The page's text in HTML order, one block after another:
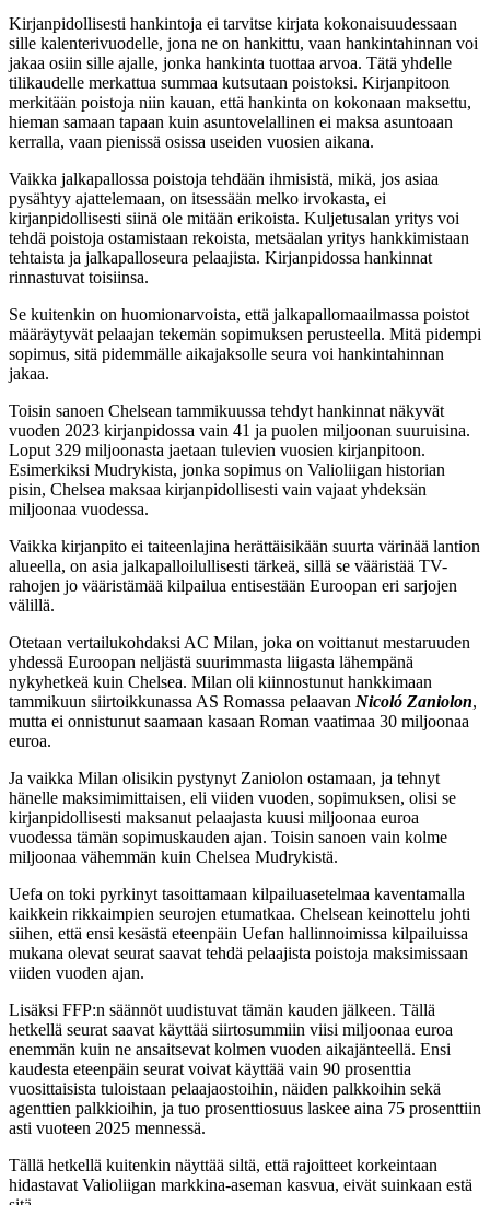
Kirjanpidollisesti hankintoja ei tarvitse kirjata kokonaisuudessaan
sille kalenterivuodelle, jona ne on hankittu, vaan hankintahinnan voi
jakaa osiin sille ajalle, jonka hankinta tuottaa arvoa. Tätä yhdelle
tilikaudelle merkattua summaa kutsutaan poistoksi. Kirjanpitoon
merkitään poistoja niin kauan, että hankinta on kokonaan maksettu,
hieman samaan tapaan kuin asuntovelallinen ei maksa asuntoaan
kerralla, vaan pienissä osissa useiden vuosien aikana.
Vaikka jalkapallossa poistoja tehdään ihmisistä, mikä, jos asiaa
pysähtyy ajattelemaan, on itsessään melko irvokasta, ei
kirjanpidollisesti siinä ole mitään erikoista. Kuljetusalan yritys voi
tehdä poistoja ostamistaan rekoista, metsäalan yritys hankkimistaan
tehtaista ja jalkapalloseura pelaajista. Kirjanpidossa hankinnat
rinnastuvat toisiinsa.
Se kuitenkin on huomionarvoista, että jalkapallomaailmassa poistot
määräytyvät pelaajan tekemän sopimuksen perusteella. Mitä pidempi
sopimus, sitä pidemmälle aikajaksolle seura voi hankintahinnan
jakaa.
Toisin sanoen Chelsean tammikuussa tehdyt hankinnat näkyvät
vuoden 2023 kirjanpidossa vain 41 ja puolen miljoonan suuruisina.
Loput 329 miljoonasta jaetaan tulevien vuosien kirjanpitoon.
Esimerkiksi Mudrykista, jonka sopimus on Valioliigan historian
pisin, Chelsea maksaa kirjanpidollisesti vain vajaat yhdeksän
miljoonaa vuodessa.
Vaikka kirjanpito ei taiteenlajina herättäisikään suurta värinää lantion
alueella, on asia jalkapalloilullisesti tärkeä, sillä se vääristää TV-
rahojen jo vääristämää kilpailua entisestään Euroopan eri sarjojen
välillä.
Otetaan vertailukohdaksi AC Milan, joka on voittanut mestaruuden
yhdessä Euroopan neljästä suurimmasta liigasta lähempänä
nykyhetkeä kuin Chelsea. Milan oli kiinnostunut hankkimaan
tammikuun siirtoikkunassa AS Romassa pelaavan Nicoló Zaniolon,
mutta ei onnistunut saamaan kasaan Roman vaatimaa 30 miljoonaa
euroa.
Ja vaikka Milan olisikin pystynyt Zaniolon ostamaan, ja tehnyt
hänelle maksimimittaisen, eli viiden vuoden, sopimuksen, olisi se
kirjanpidollisesti maksanut pelaajasta kuusi miljoonaa euroa
vuodessa tämän sopimuskauden ajan. Toisin sanoen vain kolme
miljoonaa vähemmän kuin Chelsea Mudrykistä.
Uefa on toki pyrkinyt tasoittamaan kilpailuasetelmaa kaventamalla
kaikkein rikkaimpien seurojen etumatkaa. Chelsean keinottelu johti
siihen, että ensi kesästä eteenpäin Uefan hallinnoimissa kilpailuissa
mukana olevat seurat saavat tehdä pelaajista poistoja maksimissaan
viiden vuoden ajan.
Lisäksi FFP:n säännöt uudistuvat tämän kauden jälkeen. Tällä
hetkellä seurat saavat käyttää siirtosummiin viisi miljoonaa euroa
enemmän kuin ne ansaitsevat kolmen vuoden aikajänteellä. Ensi
kaudesta eteenpäin seurat voivat käyttää vain 90 prosenttia
vuosittaisista tuloistaan pelaajaostoihin, näiden palkkoihin sekä
agenttien palkkioihin, ja tuo prosenttiosuus laskee aina 75 prosenttiin
asti vuoteen 2025 mennessä.
Tällä hetkellä kuitenkin näyttää siltä, että rajoitteet korkeintaan
hidastavat Valioliigan markkina-aseman kasvua, eivät suinkaan estä